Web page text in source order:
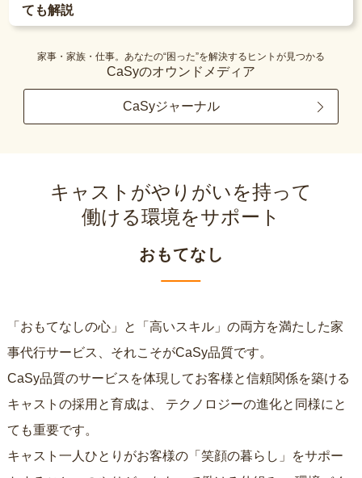
ても解説
家事・家族・仕事。あなたの“困った”を解決するヒントが見つかる
CaSyのオウンドメディア
CaSyジャーナル
キャストがやりがいを持って
働ける環境をサポート
おもてなし
「おもてなしの心」と「高いスキル」の両方を満たした家
事代行サービス、それこそがCaSy品質です。
CaSy品質のサービスを体現してお客様と信頼関係を築ける
キャストの採用と育成は、
ても重要です。
キャスト一人ひとりがお客様の「笑顔の暮らし」をサポー